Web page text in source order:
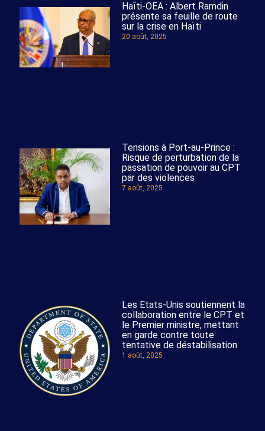
Haïti-OEA : Albert Ramdin
présente sa feuille de route
sur la crise en Haïti
20 août, 2025
Tensions à Port-au-Prince :
Risque de perturbation de la
passation de pouvoir au CPT
par des violences
7 août, 2025
Les États-Unis soutiennent la
collaboration entre le CPT et
le Premier ministre, mettant
en garde contre toute
tentative de déstabilisation
1 août, 2025